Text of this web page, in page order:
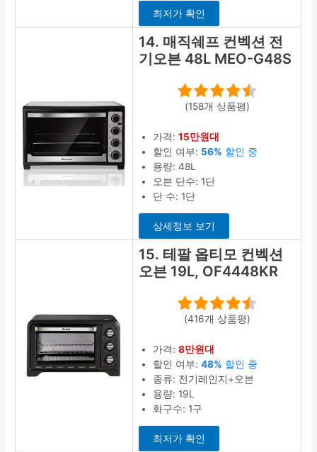
최저가 확인
14. 매직쉐프 컨벡션 전
기오븐 48L MEO-G48S
(158개 상품평)
가격:15만원대
할인 여부: 56% 할인 중
용량: 48L
오븐 단수: 1단
단 수: 1단
상세정보 보기
15. 테팔 옵티모 컨벡션
오븐 19L, OF4448KR
(416개 상품평)
가격:8만원대
할인 여부:48% 할인 중
종류: 전기레인지+오븐
용량: 19L
화구수: 1구
최저가 확인